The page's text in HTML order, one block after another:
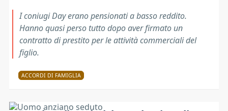
I coniugi Day erano pensionati a basso reddito.
Hanno quasi perso tutto dopo aver firmato un
contratto di prestito per le attività commerciali del
figlio.
ACCORDI DI FAMIGLIA